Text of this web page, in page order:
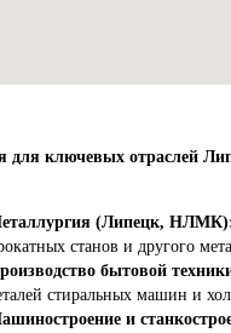
для ключевых отраслей
(Липецк,
станов и другого
бытовой
стиральных машин и
и